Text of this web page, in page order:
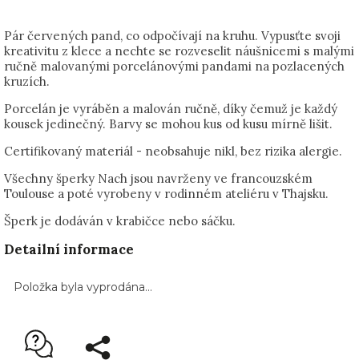
Pár červených pand, co odpočívají na kruhu. Vypusťte svoji
kreativitu z klece a nechte se rozveselit náušnicemi s malými
ručně malovanými porcelánovými pandami na pozlacených
kruzích.
Porcelán je vyráběn a malován ručně, díky čemuž je každý
kousek jedinečný. Barvy se mohou kus od kusu mírně lišit.
Certifikovaný materiál - neobsahuje nikl, bez rizika alergie.
Všechny šperky Nach jsou navrženy ve francouzském
Toulouse a poté vyrobeny v rodinném ateliéru v Thajsku.
Šperk je dodáván v krabičce nebo sáčku.
Detailní informace
Položka byla vyprodána…